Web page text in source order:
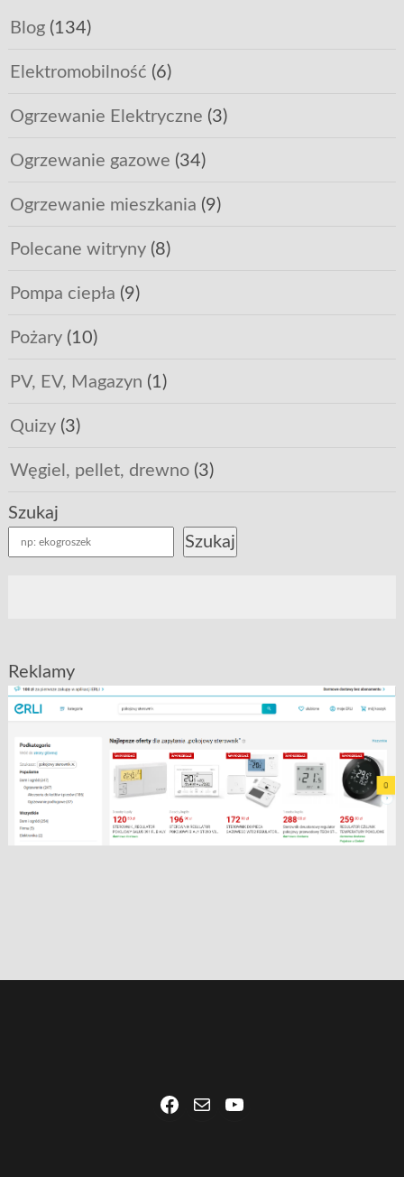
Blog(134)
Elektromobilność (6)
Ogrzewanie Elektryczne (3)
Ogrzewanie gazowe (34)
Ogrzewanie mieszkania (9)
Polecane witryny(8)
Pompa ciepła (9)
Pożary(10)
PV, EV, Magazyn (1)
Quizy(3)
Węgiel, pellet, drewno(3)
Szukaj
Szukaj
Reklamy
Facebook
Mail